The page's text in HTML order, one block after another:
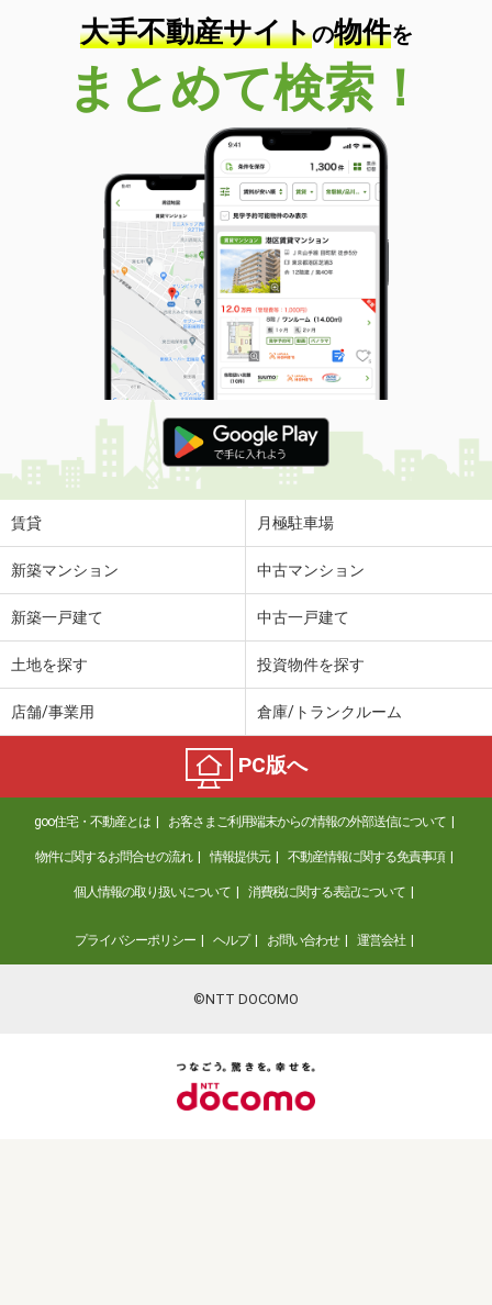
大手不動産サイトの物件を
まとめて検索！
賃貸 月極駐車場
新築マンション 中古マンション
新築一戸建て 中古一戸建て
土地を探す 投資物件を探す
店舗/事業用 倉庫/トランクルーム
PC版へ
goo住宅・不動産とは お客さまご利用端末からの情報の外部送信について
物件に関するお問合せの流れ 情報提供元 不動産情報に関する免責事項
個人情報の取り扱いについて 消費税に関する表記について
プライバシーポリシー ヘルプ お問い合わせ 運営会社
©NTT DOCOMO